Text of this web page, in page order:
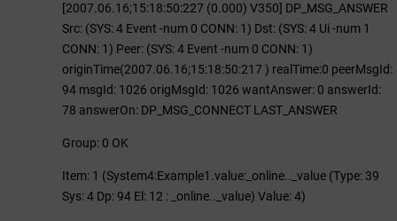
[2007.06.16;15:18:50:227 (0.000) V350] DP_MSG_ANSWER
Src: (SYS: 4 Event -num 0 CONN: 1) Dst: (SYS: 4 Ui -num 1
CONN: 1) Peer: (SYS: 4 Event -num 0 CONN: 1)
originTime(2007.06.16;15:18:50:217 ) realTime:0 peerMsgId:
94 msgId: 1026 origMsgId: 1026 wantAnswer: 0 answerId:
78 answerOn: DP_MSG_CONNECT LAST_ANSWER
Group: 0 OK
Item: 1 (System4:Example1.value:_online.._value (Type: 39
Sys: 4 Dp: 94 El: 12 : _online.._value) Value: 4)